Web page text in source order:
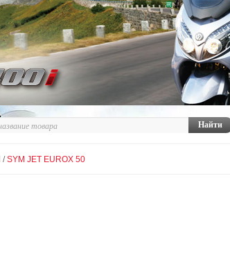
/ SYM JET EUROX 50